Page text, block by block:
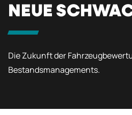
NEUE
Die Zukunft der
Bestandsmanagements.